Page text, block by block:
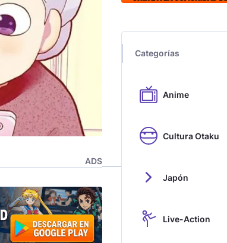
ADS
Categorías
Anime
Cultura Otaku
Japón
Live-Action